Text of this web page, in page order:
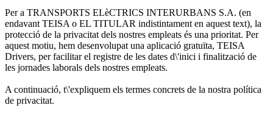
Per a TRANSPORTS ELèCTRICS INTERURBANS S.A. (en
endavant TEISA o EL TITULAR indistintament en aquest text), la
protecció de la privacitat dels nostres empleats és una prioritat. Per
aquest motiu, hem desenvolupat una aplicació gratuïta, TEISA
Drivers, per facilitar el registre de les dates d\'inici i finalització de
les jornades laborals dels nostres empleats.
A continuació, t\'expliquem els termes concrets de la nostra política
de privacitat.